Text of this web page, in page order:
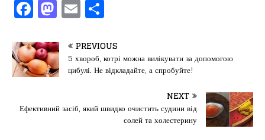
F
a
c
e
b
o
o
M
a
st
o
d
o
n
E
m
ai
l
іл
и
т
ис
я
PREVIOUS
5 хвороб, котрі можна вилікувати за допомогою
цибулі. Не відкладайте, а спробуйте!
NEXT
Ефективний засіб, який швидко очистить судини від
солей та холестерину